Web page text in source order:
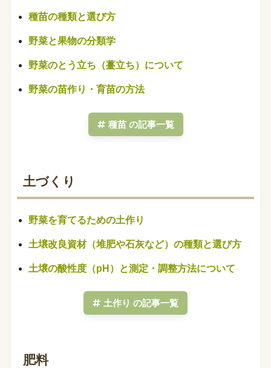
種苗の種類と選び方
野菜と果物の分類学
野菜のとう立ち（薹立ち）について
野菜の苗作り・育苗の方法
種苗 の記事一覧
土づくり
野菜を育てるための土作り
土壌改良資材（堆肥や石灰など）の種類と選び方
土壌の酸性度（pH）と測定・調整方法について
土作り の記事一覧
肥料